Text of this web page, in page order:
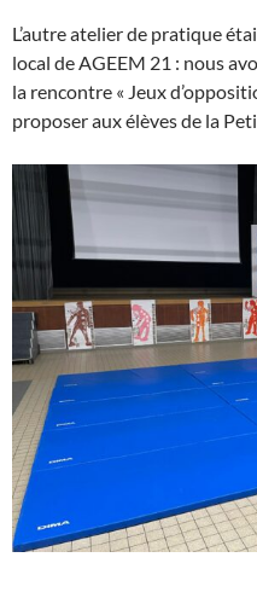
L’autre atelier de pratique
local de AGEEM 21 : nous
la rencontre « Jeux
proposer aux élèves de la